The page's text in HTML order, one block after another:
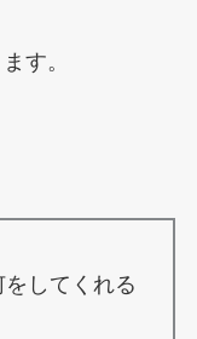
す。
してくれる